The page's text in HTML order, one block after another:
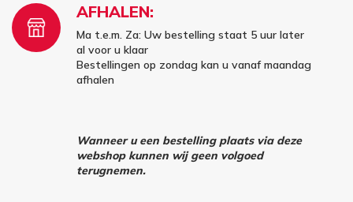
AFHALEN:
Ma t.e.m. Za: Uw bestelling staat 5 uur later
al voor u klaar
Bestellingen op zondag kan u vanaf maandag
afhalen
Wanneer u een bestelling plaats via deze
webshop kunnen wij geen volgoed
terugnemen.